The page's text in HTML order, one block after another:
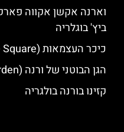
ביץ' בוגלריה
כיכר העצמאות (Independence Square) של ורנה
הגן הבוטני של ורנה (Varna Botanical Garden)
קזינו בורנה בולגריה